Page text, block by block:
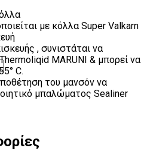
με κόλλα Super Valkarn
, συνιστάται να
MARUNI & μπορεί να
C.
του μανσόν να
μπαλώματος Sealiner